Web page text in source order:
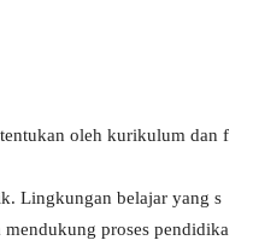
oleh kurikulum dan f
Lingkungan belajar yang s
proses pendidika